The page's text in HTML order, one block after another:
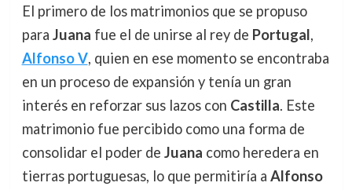
El primero de los matrimonios que se propuso
para Juana fue el de unirse al rey de Portugal,
Alfonso V, quien en ese momento se encontraba
en un proceso de expansión y tenía un gran
interés en reforzar sus lazos con Castilla. Este
matrimonio fue percibido como una forma de
consolidar el poder de Juana como heredera en
tierras portuguesas, lo que permitiría a Alfonso